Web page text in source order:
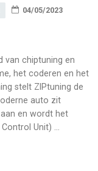
04/05/2023
van chiptuning en
het coderen en het
stelt ZIPtuning de
auto zit
en wordt het
Unit) …